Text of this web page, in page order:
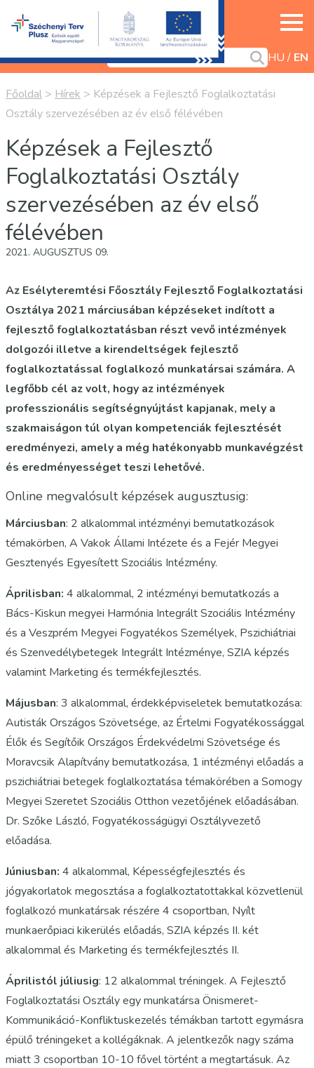
HU EN
Főoldal > Hírek > Képzések a Fejlesztő Foglalkoztatási
Osztály szervezésében az év első félévében
Képzések a Fejlesztő
Foglalkoztatási Osztály
szervezésében az év első
félévében
2021. AUGUSZTUS 09.
Az Esélyteremtési Főosztály Fejlesztő Foglalkoztatási
Osztálya 2021 márciusában képzéseket indított a
fejlesztő foglalkoztatásban részt vevő intézmények
dolgozói illetve a kirendeltségek fejlesztő
foglalkoztatással foglalkozó munkatársai számára. A
legfőbb cél az volt, hogy az intézmények
professzionális segítségnyújtást kapjanak, mely a
szakmaiságon túl olyan kompetenciák fejlesztését
eredményezi, amely a még hatékonyabb munkavégzést
és eredményességet teszi lehetővé.
Online megvalósult képzések augusztusig:
Márciusban: 2 alkalommal intézményi bemutatkozások
témakörben, A Vakok Állami Intézete és a Fejér Megyei
Gesztenyés Egyesített Szociális Intézmény.
Áprilisban: 4 alkalommal, 2 intézményi bemutatkozás a
Bács-Kiskun megyei Harmónia Integrált Szociális Intézmény
és a Veszprém Megyei Fogyatékos Személyek, Pszichiátriai
és Szenvedélybetegek Integrált Intézménye, SZIA képzés
valamint Marketing és termékfejlesztés.
Májusban: 3 alkalommal, érdekképviseletek bemutatkozása:
Autisták Országos Szövetsége, az Értelmi Fogyatékossággal
Élők és Segítőik Országos Érdekvédelmi Szövetsége és
Moravcsik Alapítvány bemutatkozása, 1 intézményi előadás a
pszichiátriai betegek foglalkoztatása témakörében a Somogy
Megyei Szeretet Szociális Otthon vezetőjének előadásában.
Dr. Szőke László, Fogyatékosságügyi Osztályvezető
előadása.
Júniusban: 4 alkalommal, Képességfejlesztés és
jógyakorlatok megosztása a foglalkoztatottakkal közvetlenül
foglalkozó munkatársak részére 4 csoportban, Nyílt
munkaerőpiaci kikerülés előadás, SZIA képzés II. két
alkalommal és Marketing és termékfejlesztés II.
Áprilistól júliusig: 12 alkalommal tréningek. A Fejlesztő
Foglalkoztatási Osztály egy munkatársa Önismeret-
Kommunikáció-Konfliktuskezelés témákban tartott egymásra
épülő tréningeket a kollégáknak. A jelentkezők nagy száma
miatt 3 csoportban 10-10 fővel történt a megtartásuk. Az